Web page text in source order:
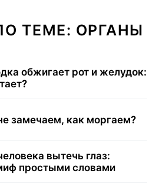
ТЕМЕ: ОРГАНЫ
обжигает рот и желудок:
замечаем, как моргаем?
вытечь глаз:
простыми словами